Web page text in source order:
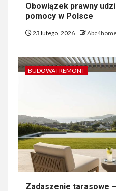
Obowiązek prawny
pomocy w Polsce
23 lutego, 2026
BUDOWA I REMONT
Zadaszenie tarasowe